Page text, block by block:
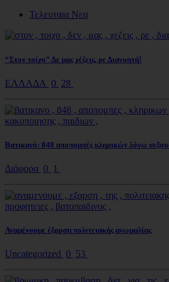
Τελευταια Νεα
“Στον τοίχο” Δε μας χέζεις, ρε Διανοητή!
ΕΛΛΑΔΑ 0 28
Βατικανό: 848 αποπομπές κληρικών λόγω
Διάφορα 0 1
Αναμένουμε έξαρση πολιτειακής ανωμαλίας
Uncategorized 0 53